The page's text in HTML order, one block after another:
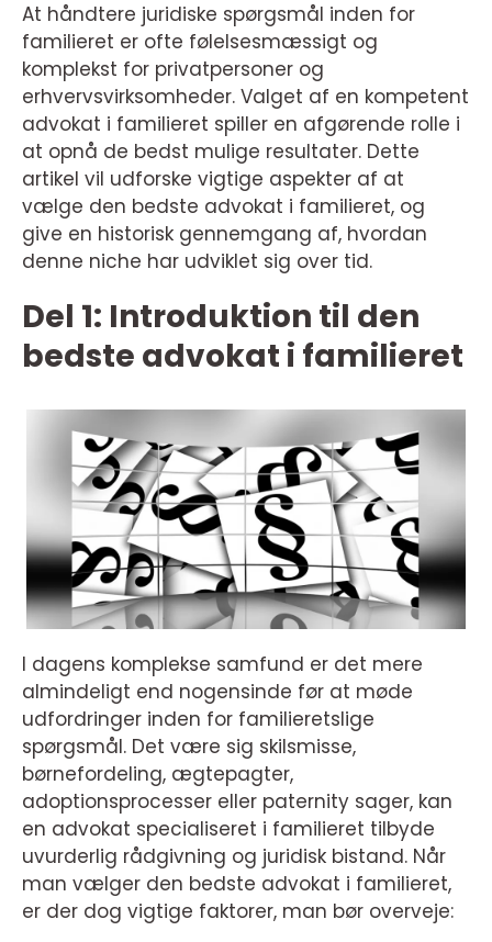
At håndtere juridiske spørgsmål inden for
familieret er ofte følelsesmæssigt og
komplekst for privatpersoner og
erhvervsvirksomheder. Valget af en kompetent
advokat i familieret spiller en afgørende rolle i
at opnå de bedst mulige resultater. Dette
artikel vil udforske vigtige aspekter af at
vælge den bedste advokat i familieret, og
give en historisk gennemgang af, hvordan
denne niche har udviklet sig over tid.
Del 1: Introduktion til den
bedste advokat i familieret
I dagens komplekse samfund er det mere
almindeligt end nogensinde før at møde
udfordringer inden for familieretslige
spørgsmål. Det være sig skilsmisse,
børnefordeling, ægtepagter,
adoptionsprocesser eller paternity sager, kan
en advokat specialiseret i familieret tilbyde
uvurderlig rådgivning og juridisk bistand. Når
man vælger den bedste advokat i familieret,
er der dog vigtige faktorer, man bør overveje: